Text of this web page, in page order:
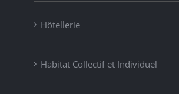
Hôtellerie
Habitat Collectif et Individuel